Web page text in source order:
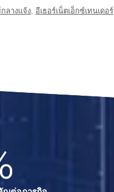
กลางแจ้ง อีเธอร์เน็ตเอ็กซ์เทนเดอร์